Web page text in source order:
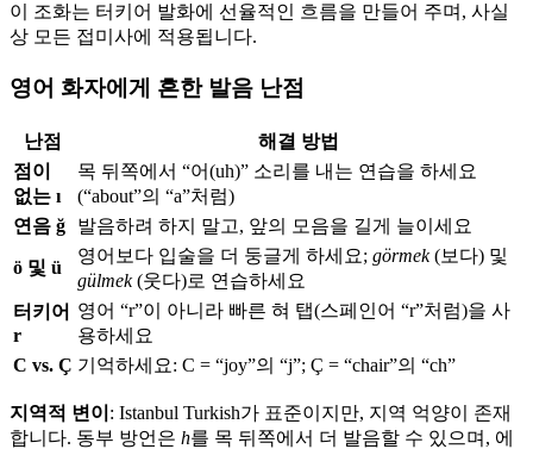
이 조화는 터키어 발화에 선율적인 흐름을 만들어 주며, 사실
상 모든 접미사에 적용됩니다.
영어 화자에게 흔한 발음 난점
난점
해결 방법
점이
없는 ı
목 뒤쪽에서 “어(uh)” 소리를 내는 연습을 하세요
(“about”의 “a”처럼)
연음 ğ
발음하려 하지 말고, 앞의 모음을 길게 늘이세요
ö 및 ü
영어보다 입술을 더 둥글게 하세요; görmek(보다) 및
gülmek(웃다)로 연습하세요
터키어
r
영어 “r”이 아니라 빠른 혀 탭(스페인어 “r”처럼)을 사
용하세요
C vs. Ç 기억하세요: C = “joy”의 “j”; Ç = “chair”의 “ch”
지역적 변이 : Istanbul Turkish가 표준이지만, 지역 억양이 존재
합니다. 동부 방언은 h를 목 뒤쪽에서 더 발음할 수 있으며, 에